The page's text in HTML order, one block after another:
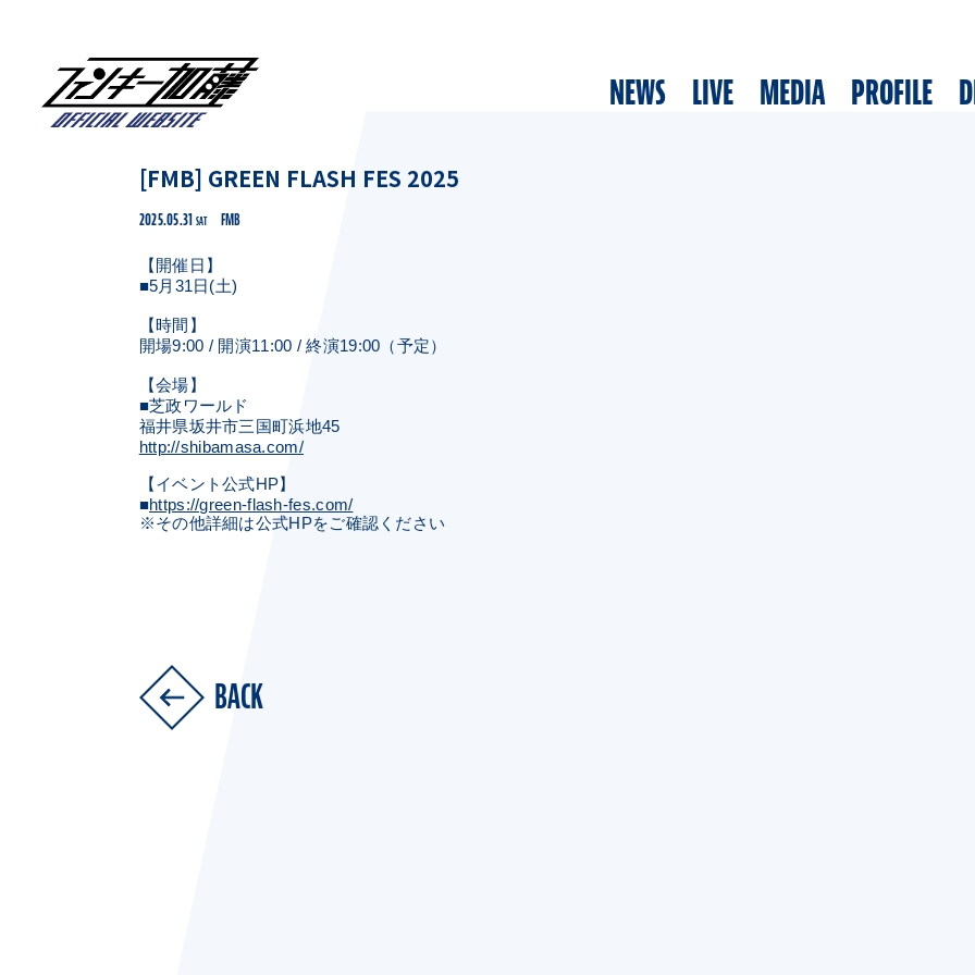
NEWS LIVE MEDIA PROFILE
[FMB] GREEN FLASH FES 2025
2025.05.31 SAT FMB
【開催日】
■5月31日(土)
【時間】
開場9:00 / 開演11:00 / 終演19:00（予定）
【会場】
■芝政ワールド
福井県坂井市三国町浜地45
http://shibamasa.com/
【イベント公式HP】
■https://green-flash-fes.com/
※その他詳細は公式HPをご確認ください
BACK